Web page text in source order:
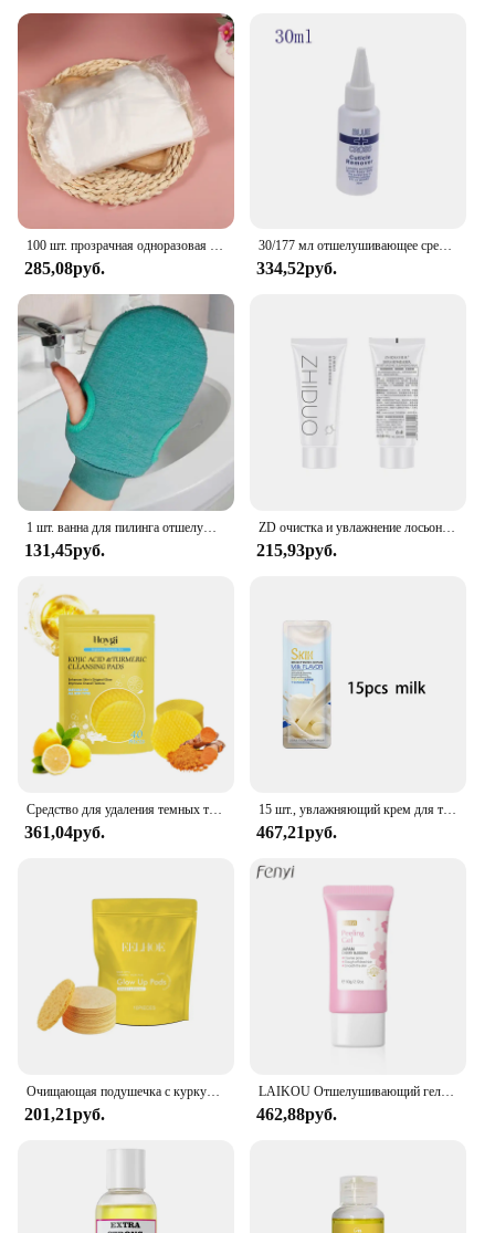
100 шт. прозрачная одноразовая отшелушивающая пластиковая маска для ног, подкладка для ванной, воск, чехол для носков
285,08руб.
30/177 мл отшелушивающее средство для удаления кутикулы ног, смягчитель для удаления омертвевшей кожи и мозолей, маска для ног, педикюр, усилитель ногтей
334,52руб.
1 шт. ванна для пилинга отшелушивающий скраб для чистки тела варежка для удаления омертвевшей кожи перчатки для душа щетка для Тела Полотенце для спа массажа тела из пены
131,45руб.
ZD очистка и увлажнение лосьон, увлажняющее очищающее средство, очищающее поры, отшелушивающее средство для ухода за кожей лица
215,93руб.
Средство для удаления темных точек и куркумы, средство для отшелушивания кожи лица, средство для ухода за кожей, очищающие прокладки с койевой кислотой
361,04руб.
15 шт., увлажняющий крем для тела, с экстрактом персика
467,21руб.
Очищающая подушечка с куркумой. Глубоко очищает кожу, удаляет грязь, контролирует жирность и смягчает отшелушиванию, нежная кожа.
201,21руб.
LAIKOU Отшелушивающий гель для глубокой очистки лица Уход за кожей Отбеливающий увлажняющий крем Восстанавливающий скраб для лица Уход за кожей 60 г
462,88руб.